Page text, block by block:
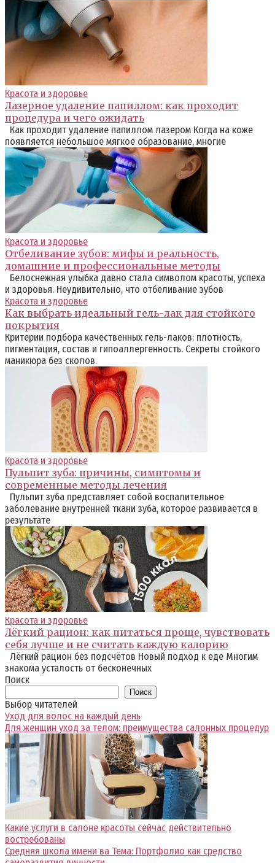
Красота и здоровье
Лазерное удаление папиллом: как проходит
процедура и чего ожидать
Как проходит удаление папиллом лазером Когда на коже
появляется небольшое мягкое образование, многие
Красота и здоровье
Отбеливание зубов: мифы и реальность,
домашние и профессиональные методы
Белоснежная улыбка давно стала символом красоты, успеха
и здоровья. Неудивительно, что отбеливание зубов
Красота и здоровье
Как выбрать идеальный гель-лак для стойкого
покрытия
Критерии подбора качественных гель-лаков: плотность,
пигментация, состав и гипоаллергенность. Секреты стойкого
маникюра без сколов.
Красота и здоровье
Пульпит зуба: причины, симптомы и
современные методы лечения
Пульпит зуба представляет собой воспалительное
заболевание внутренней ткани зуба, которое развивается в
результате
Красота и здоровье
Лёгкий рацион: как питаться проще, чувствовать
себя лучше и не считать каждую калорию
Лёгкий рацион без подсчётов Новый подход к еде Многим
знакома усталость от бесконечных
Поиск
Поиск
Выбор читателей
Уход для волос на каждый день
Для женщин уход за телом: преимущества салонных процедур
Какие услуги в салоне красоты сейчас действительно
востребованы
Средняя школа имени ва Тема: Портфолио как средство